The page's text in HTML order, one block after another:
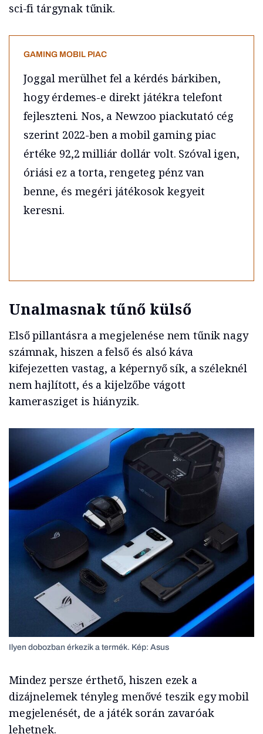
sci-fi tárgynak tűnik.
GAMING MOBIL PIAC
Joggal merülhet fel a kérdés bárkiben,
hogy érdemes-e direkt játékra telefont
fejleszteni. Nos, a Newzoo piackutató cég
szerint 2022-ben a mobil gaming piac
értéke 92,2 milliár dollár volt. Szóval igen,
óriási ez a torta, rengeteg pénz van
benne, és megéri játékosok kegyeit
keresni.
Unalmasnak tűnő külső
Első pillantásra a megjelenése nem tűnik nagy
számnak, hiszen a felső és alsó káva
kifejezetten vastag, a képernyő sík, a széleknél
nem hajlított, és a kijelzőbe vágott
kamerasziget is hiányzik.
Ilyen dobozban érkezik a termék. Kép: Asus
Mindez persze érthető, hiszen ezek a
dizájnelemek tényleg menővé teszik egy mobil
megjelenését, de a játék során zavaróak
lehetnek.